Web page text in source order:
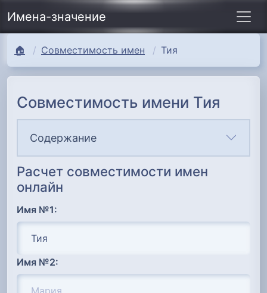
Имена-значение
🏠 Совместимость имен Тия
Совместимость имени Тия
Содержание
Расчет совместимости имен
онлайн
Имя №1:
Имя №2: